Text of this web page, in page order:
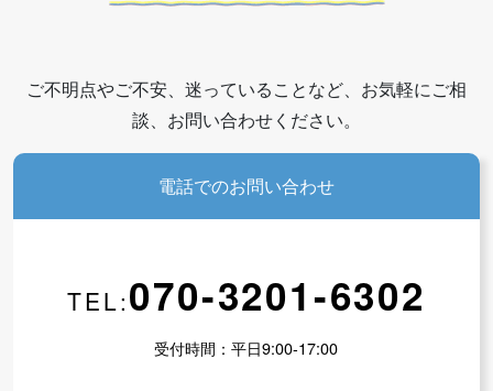
ご不明点やご不安、迷っていることなど、お気軽にご相
談、お問い合わせください。
電話でのお問い合わせ
TEL:070-3201-6302
受付時間：平日9:00-17:00